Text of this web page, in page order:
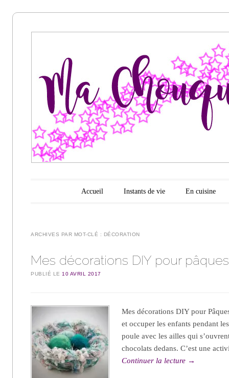
Ma
chouquette
d'amour
Menu principal
Aller au contenu
Accueil Instants de vie En cuisine
ARCHIVES PAR MOT-CLÉ : DÉCORATION
Mes décorations DIY pour pâques
PUBLIÉ LE10 AVRIL 2017
Mes décorations DIY pour
et occuper les enfants pendant
poule avec les ailles qui
chocolats dedans. C’est une
Continuer la lecture →